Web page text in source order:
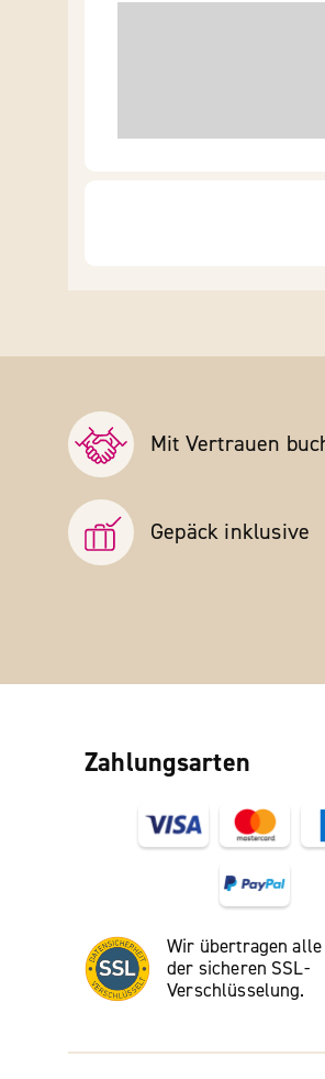
Mit Vertrauen
Gepäck inklusive
Zahlungsarten
Wir übertragen alle
der sicheren SSL-
Verschlüsselung.